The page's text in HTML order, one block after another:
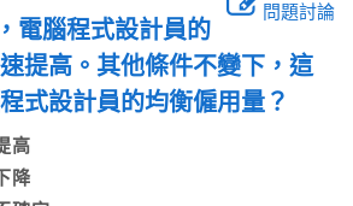
問題討論
電腦程式設計員的
提高。其他條件不變下，這
式設計員的均衡僱用量？
高
降